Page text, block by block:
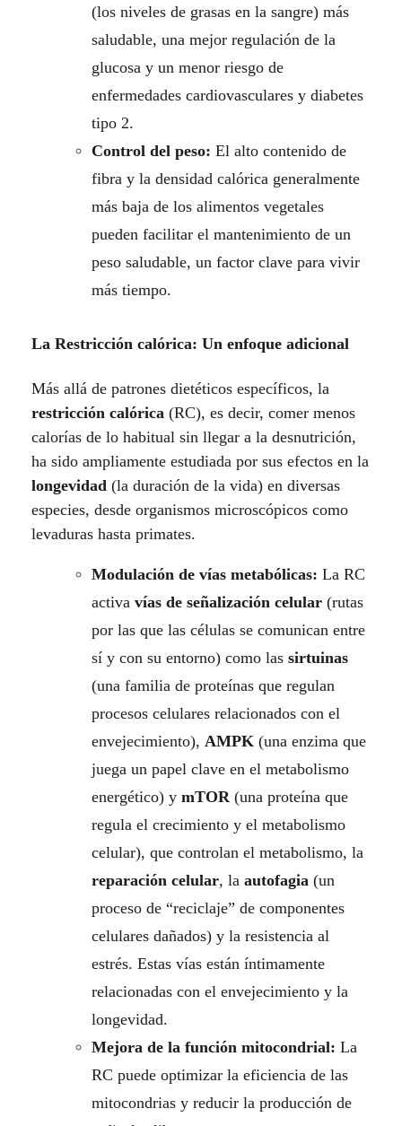
(los niveles de grasas en la sangre) más
saludable, una mejor regulación de la
glucosa y un menor riesgo de
enfermedades cardiovasculares y diabetes
tipo 2.
Control del peso: El alto contenido de
fibra y la densidad calórica generalmente
más baja de los alimentos vegetales
pueden facilitar el mantenimiento de un
peso saludable, un factor clave para vivir
más tiempo.
La Restricción calórica: Un enfoque adicional
Más allá de patrones dietéticos específicos, la
restricción calórica (RC), es decir, comer menos
calorías de lo habitual sin llegar a la desnutrición,
ha sido ampliamente estudiada por sus efectos en la
longevidad (la duración de la vida) en diversas
especies, desde organismos microscópicos como
levaduras hasta primates.
Modulación de vías metabólicas: La RC
activavías de señalización celular (rutas
por las que las células se comunican entre
sí y con su entorno) como lassirtuinas
(una familia de proteínas que regulan
procesos celulares relacionados con el
envejecimiento),AMPK (una enzima que
juega un papel clave en el metabolismo
energético) ymTOR(una proteína que
regula el crecimiento y el metabolismo
celular), que controlan el metabolismo, la
reparación celular, laautofagia (un
proceso de “reciclaje” de componentes
celulares dañados) y la resistencia al
estrés. Estas vías están íntimamente
relacionadas con el envejecimiento y la
longevidad.
Mejora de la función mitocondrial: La
RC puede optimizar la eficiencia de las
mitocondrias y reducir la producción de